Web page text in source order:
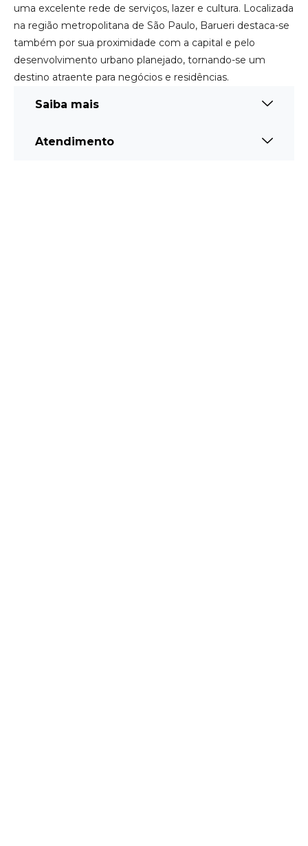
uma excelente rede de serviços, lazer e cultura. Localizada
na região metropolitana de São Paulo, Barueri destaca-se
também por sua proximidade com a capital e pelo
desenvolvimento urbano planejado, tornando-se um
destino atraente para negócios e residências.
Saiba mais
Atendimento